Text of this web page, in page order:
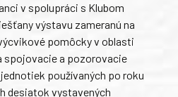
v spolupráci s Klubom
výstavu zameranú na
pomôcky v oblasti
spojovacie a pozorovacie
používaných po roku
desiatok vystavených